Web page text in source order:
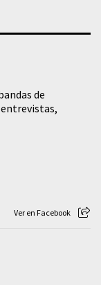
de
Ver en Facebook